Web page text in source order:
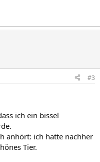
#3
ich ein bissel
anhört: ich hatte nachher
Tier.